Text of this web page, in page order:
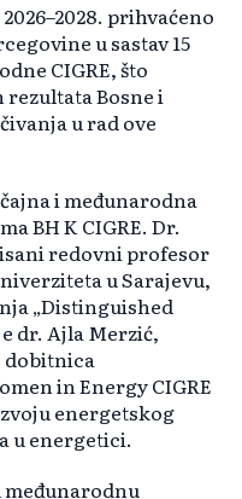
prihvaćeno
u sastav 15
CIGRE, što
Bosne i
u rad ove
i međunarodna
BH K CIGRE. Dr.
redovni profesor
u Sarajevu,
„Distinguished
dr. Ajla Merzić,
dobitnica
in Energy CIGRE
energetskog
u energetici.